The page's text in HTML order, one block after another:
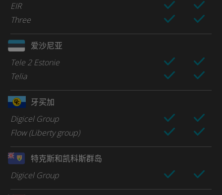
EIR
Three
爱沙尼亚
Tele 2 Estonie
Telia
牙买加
Digicel Group
Flow (Liberty group)
特克斯和凯科斯群岛
Digicel Group